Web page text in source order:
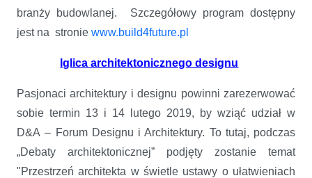
branży budowlanej. Szczegółowy program dostępny
jest na stronie www.build4future.pl
Iglica architektonicznego designu
Pasjonaci architektury i designu powinni zarezerwować
sobie termin 13 i 14 lutego 2019, by wziąć udział w
D&A – Forum Designu i Architektury. To tutaj, podczas
„Debaty architektonicznej” podjęty zostanie temat
"Przestrzeń architekta w świetle ustawy o ułatwieniach